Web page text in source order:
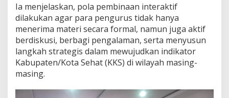
Ia menjelaskan, pola pembinaan interaktif
dilakukan agar para pengurus tidak hanya
menerima materi secara formal, namun juga aktif
berdiskusi, berbagi pengalaman, serta menyusun
langkah strategis dalam mewujudkan indikator
Kabupaten/Kota Sehat (KKS) di wilayah masing-
masing.